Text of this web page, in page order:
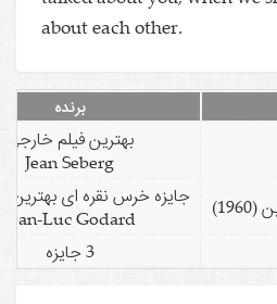
about each other.
برنده
بهترین فیلم خارجی
Jean Seberg
جایزه خرس نقره ای بهترین
Jean-Luc Godard
3 جایزه